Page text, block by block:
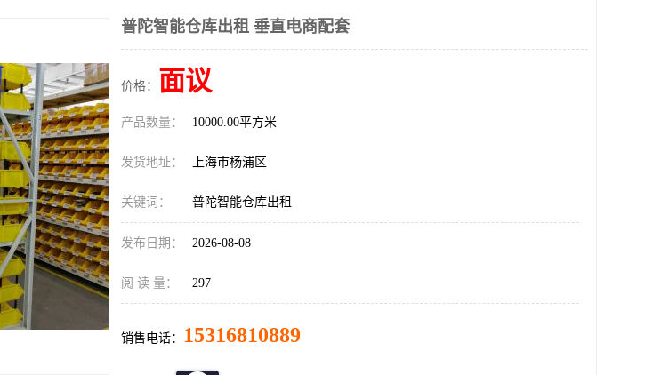
普陀智能仓库出租 垂直电商配套
价格： 面议
产品数量： 10000.00平方米
发货地址： 上海市杨浦区
关键词： 普陀智能仓库出租
发布日期： 2026-08-08
阅 读 量： 297
销售电话： 15316810889